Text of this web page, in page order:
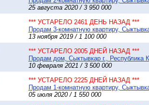
25 августа 2020 / 3 950 000
*** УСТАРЕЛО 2461 ДЕНЬ НАЗАД ***
Продам 3-комнатную квартиру,
13 ноября 2019 / 1 100 000
*** УСТАРЕЛО 2005 ДНЕЙ НАЗАД ***
Продам дом, Сыктывкар г., Республика
10 февраля 2021 / 3 500 000
*** УСТАРЕЛО 2225 ДНЕЙ НАЗАД ***
Продам 1-комнатную квартиру,
05 июля 2020 / 1 550 000